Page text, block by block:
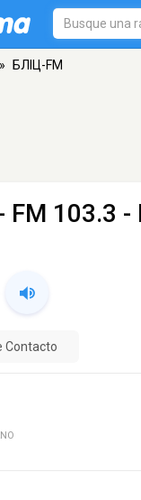
» БЛІЦ-FM
FM 103.3 -
Contacto